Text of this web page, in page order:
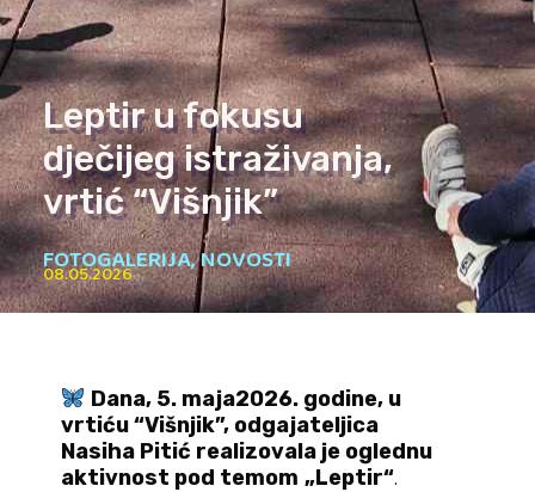
Leptir u fokusu
dječijeg istraživanja,
vrtić “Višnjik”
FOTOGALERIJA,NOVOSTI
08.05.2026
Dana, 5. maja2026. godine, u
vrtiću “Višnjik”, odgajateljica
Nasiha Pitić realizovala je oglednu
aktivnost pod temom „Leptir“.